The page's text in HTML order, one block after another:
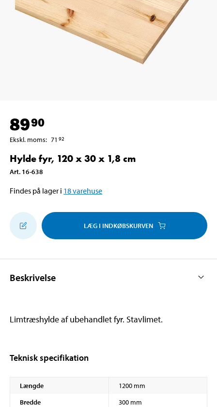
8990
Ekskl. moms: 71 92
Hylde fyr, 120 x 30 x 1,8 cm
Art. 16-638
Findes på lager i 18varehuse
LÆG I INDKØBSKURVEN
Beskrivelse
Limtræshylde af ubehandlet fyr. Stavlimet.
Teknisk specifikation
Længde
1200 mm
Bredde
300 mm